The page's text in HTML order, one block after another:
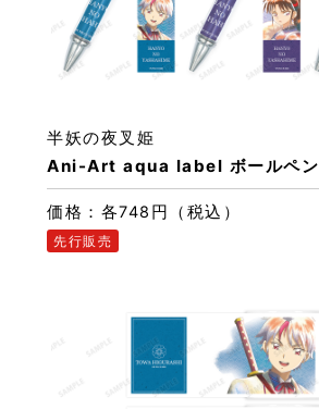
Ani-Art aqua label ボールペン
半妖の夜叉姫
価格：各748円（税込）
先行販売